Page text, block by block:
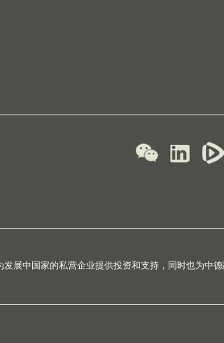
展中国家的私营企业提供投资和支持，同时也为中